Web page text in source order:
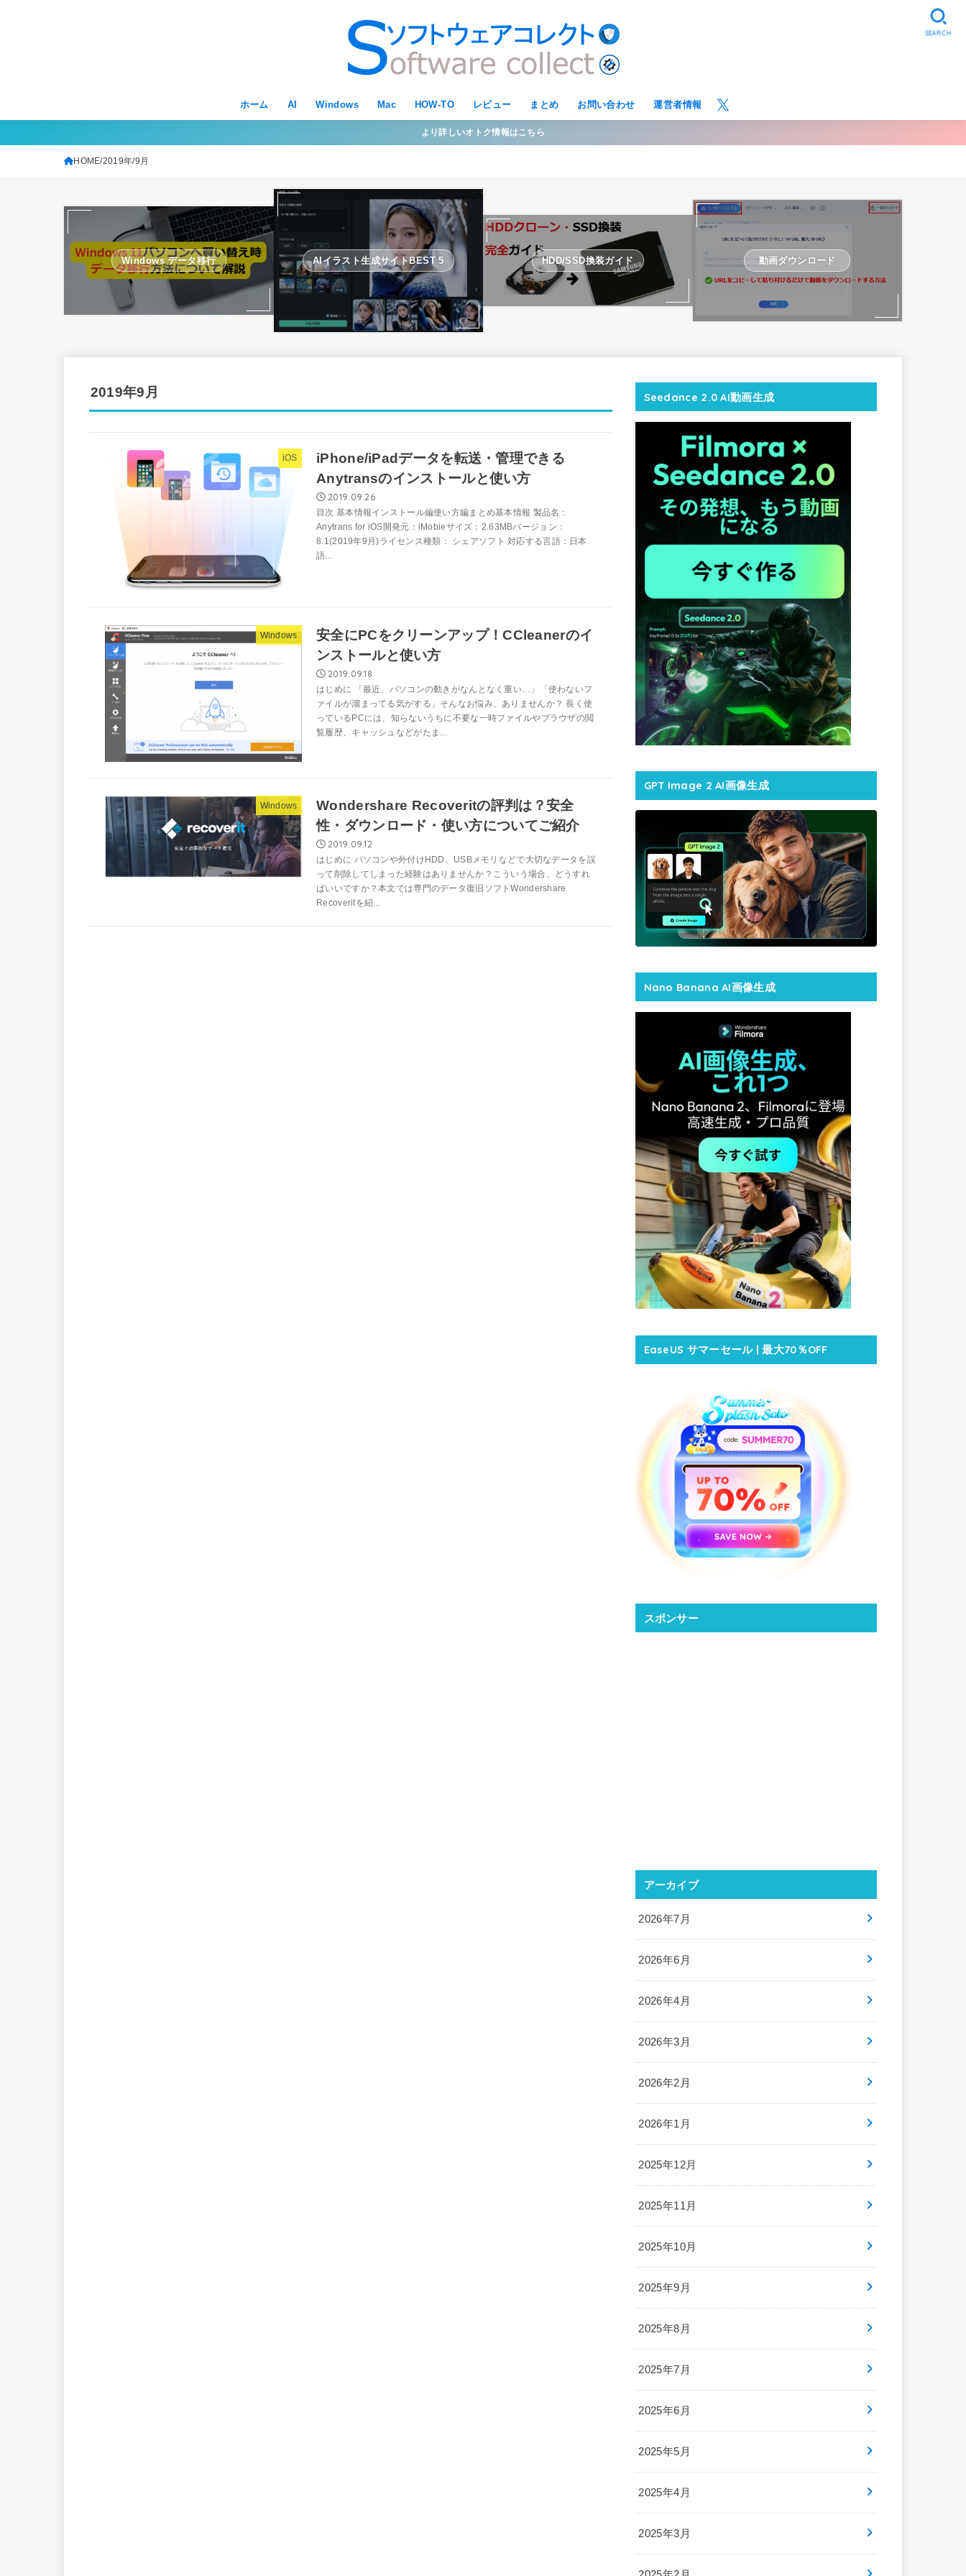
ホーム AI Windows Mac HOW-TO レビュー まとめ お問い合わせ 運営者情報
SEARCH
より詳しいオトク情報はこちら
HOME 2019年 9月
Windows データ移行 AIイラスト生成サイトBEST 5 HDD/SSD換装ガイド 動画ダウンロード
2019年9月
iOS
iPhone/iPadデータを転送・管理できる
Anytransのインストールと使い方
2019.09.26
目次 基本情報インストール編使い方編まとめ基本情報 製品名：
Anytrans for iOS開発元：iMobieサイズ：2.63MBバージョン：
8.1(2019年9月)ライセンス種類： シェアソフト 対応する言語：日本
語...
Windows
安全にPCをクリーンアップ！CCleanerのイ
ンストールと使い方
2019.09.18
はじめに 「最近、パソコンの動きがなんとなく重い…」「使わないフ
ァイルが溜まってる気がする」そんなお悩み、ありませんか？ 長く使
っているPCには、知らないうちに不要な一時ファイルやブラウザの閲
覧履歴、キャッシュなどがたま...
Windows
Wondershare Recoveritの評判は？安全
性・ダウンロード・使い方についてご紹介
2019.09.12
はじめに パソコンや外付けHDD、USBメモリなどで大切なデータを誤
って削除してしまった経験はありませんか？こういう場合、どうすれ
ばいいですか？本文では専門のデータ復旧ソフトWondershare
Recoveritを紹...
Seedance 2.0 AI動画生成
GPT Image 2 AI画像生成
Nano Banana AI画像生成
EaseUS サマーセール | 最大70％OFF
スポンサー
アーカイブ
2026年7月
2026年6月
2026年4月
2026年3月
2026年2月
2026年1月
2025年12月
2025年11月
2025年10月
2025年9月
2025年8月
2025年7月
2025年6月
2025年5月
2025年4月
2025年3月